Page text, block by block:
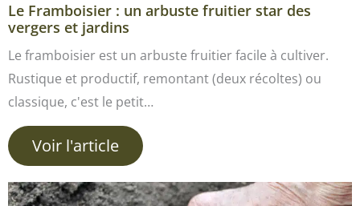
Le Framboisier : un arbuste fruitier star des
vergers et jardins
Le framboisier est un arbuste fruitier facile à cultiver.
Rustique et productif, remontant (deux récoltes) ou
classique, c'est le petit…
Voir l'article